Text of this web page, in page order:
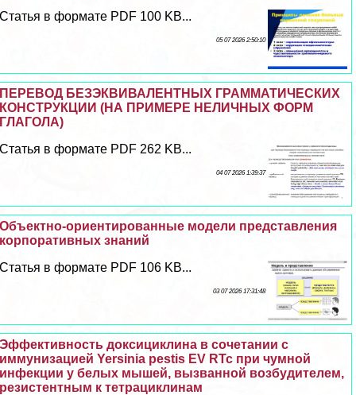
Статья в формате PDF 100 KB...
05 07 2026 2:50:10
ПЕРЕВОД БЕЗЭКВИВАЛЕНТНЫХ ГРАММАТИЧЕСКИХ
КОНСТРУКЦИИ (НА ПРИМЕРЕ НЕЛИЧНЫХ ФОРМ
ГЛАГОЛА)
Статья в формате PDF 262 KB...
04 07 2026 1:39:37
Объектно-ориентированные модели представления
корпоративных знаний
Статья в формате PDF 106 KB...
03 07 2026 17:31:48
Эффективность доксициклина в сочетании с
иммунизацией Yersinia pestis EV RTc при чумной
инфекции у белых мышей, вызванной возбудителем,
резистентным к тетрациклинам